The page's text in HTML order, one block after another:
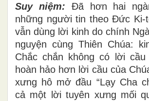
Suy niệm: Đã hơn hai
những người tin theo Đức Ki-
vẫn dùng lời kinh do chính
nguyện cùng Thiên Chúa:
Chắc chắn không có lời cầu
hoàn hảo hơn lời cầu của
xưng hô mở đầu “Lạy Cha
cả một lời tuyên xưng mối